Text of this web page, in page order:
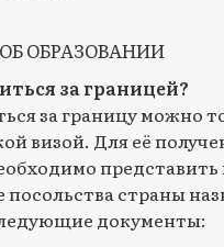
ОБРАЗОВАНИИ
за границей?
за границу можно
визой. Для её
представить
посольства страны
документы: